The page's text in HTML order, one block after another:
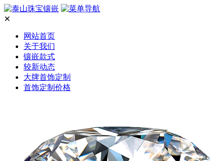
✕
网站首页
关于我们
镶嵌款式
较新动态
大牌首饰定制
首饰定制价格